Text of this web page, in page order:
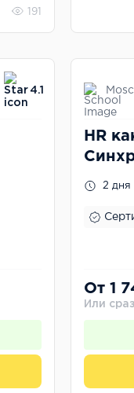
191
4.1
HR
2 дня
От 1
Или